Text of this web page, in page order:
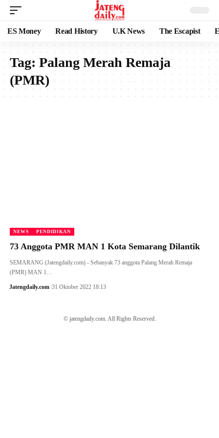
ES Money Read History U.K News The Escapist
Tag: Palang Merah Remaja
(PMR)
NEWS PENDIDIKAN
73 Anggota PMR MAN 1 Kota Semarang Dilantik
SEMARANG (Jatengdaily.com) - Sebanyak 73 anggota Palang Merah Remaja
(PMR) MAN 1…
Jatengdaily.com 31 Oktober 2022 18:13
© jatengdaily.com. All Rights Reserved.